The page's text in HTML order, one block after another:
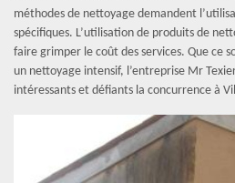
méthodes de nettoyage demandent
spécifiques. L’utilisation de produits de
faire grimper le coût des services. Que ce
un nettoyage intensif, l’entreprise Mr
intéressants et défiants la concurrence à